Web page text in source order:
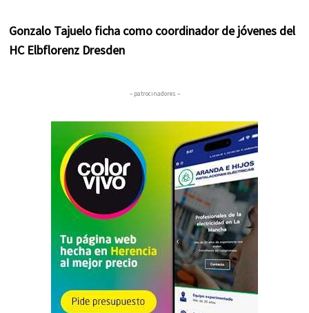
Gonzalo Tajuelo ficha como coordinador de jóvenes del
HC Elbflorenz Dresden
– patrocinadores –